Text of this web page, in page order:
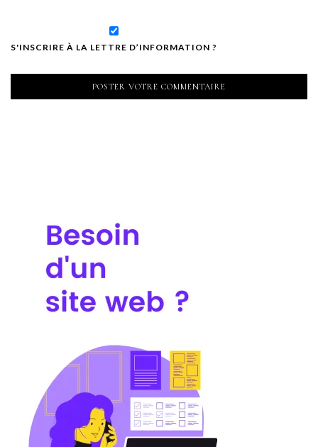
S'INSCRIRE À LA LETTRE D’INFORMATION ?